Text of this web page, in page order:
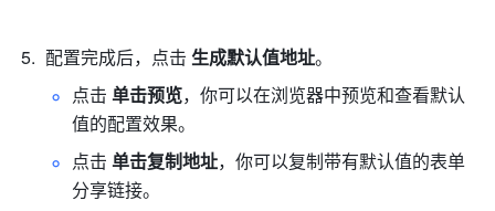
配置完成后，点击 生成默认值地址。
点击 单击预览，你可以在浏览器中预览和查看默认
值的配置效果。
点击 单击复制地址，你可以复制带有默认值的表单
分享链接。